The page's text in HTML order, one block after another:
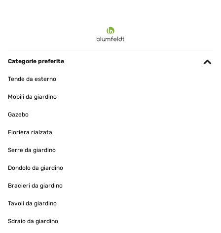
Categorie preferite
Tende da esterno
Mobili da giardino
Gazebo
Fioriera rialzata
Serre da giardino
Dondolo da giardino
Bracieri da giardino
Tavoli da giardino
Sdraio da giardino